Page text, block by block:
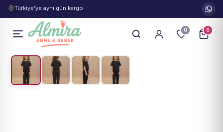
Türkiye'ye aynı gün kargo
0 0
1/4